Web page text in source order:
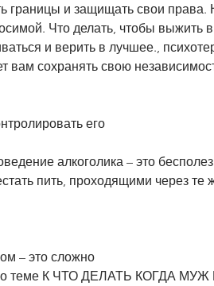
границы и защищать свои права.
Что делать, чтобы выжить
и верить в лучшее.,
вам сохранять свою
его
алкоголика – это
пить, проходящими через
– это сложно
по теме К ЧТО ДЕЛАТЬ КОГДА